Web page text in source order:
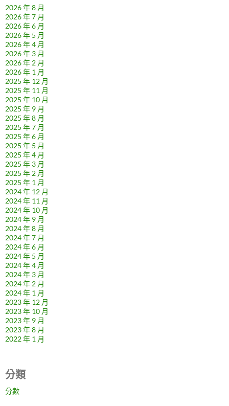
2026 年 8 月
2026 年 7 月
2026 年 6 月
2026 年 5 月
2026 年 4 月
2026 年 3 月
2026 年 2 月
2026 年 1 月
2025 年 12 月
2025 年 11 月
2025 年 10 月
2025 年 9 月
2025 年 8 月
2025 年 7 月
2025 年 6 月
2025 年 5 月
2025 年 4 月
2025 年 3 月
2025 年 2 月
2025 年 1 月
2024 年 12 月
2024 年 11 月
2024 年 10 月
2024 年 9 月
2024 年 8 月
2024 年 7 月
2024 年 6 月
2024 年 5 月
2024 年 4 月
2024 年 3 月
2024 年 2 月
2024 年 1 月
2023 年 12 月
2023 年 10 月
2023 年 9 月
2023 年 8 月
2022 年 1 月
分類
分數